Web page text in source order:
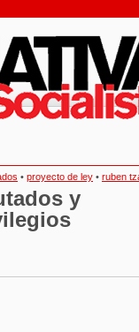
• proyecto de ley • ruben
y